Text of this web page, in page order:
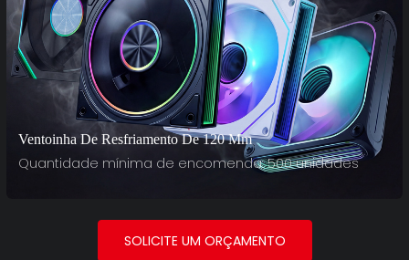
Ventoinha De Resfriamento De 120 Mm
Quantidade mínima de encomenda: 500 unidades
SOLICITE UM ORÇAMENTO